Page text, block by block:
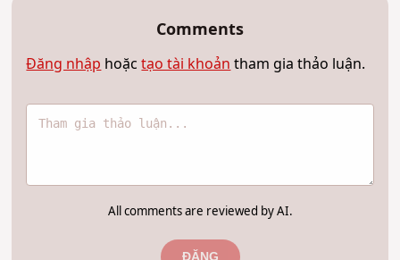
Comments
Đăng nhậphoặctạo tài khoảntham gia thảo luận.
All comments are reviewed by AI.
ĐĂNG